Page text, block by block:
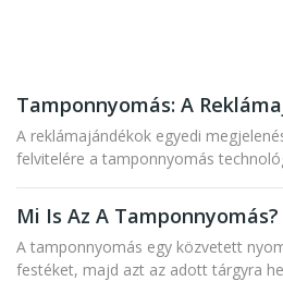
Tamponnyomás: A
A reklámajándékok egyedi
felvitelére a tamponnyomás
Mi Is Az A Tamponnyomás?
A tamponnyomás egy közvetett
festéket, majd azt az adott tárgyra